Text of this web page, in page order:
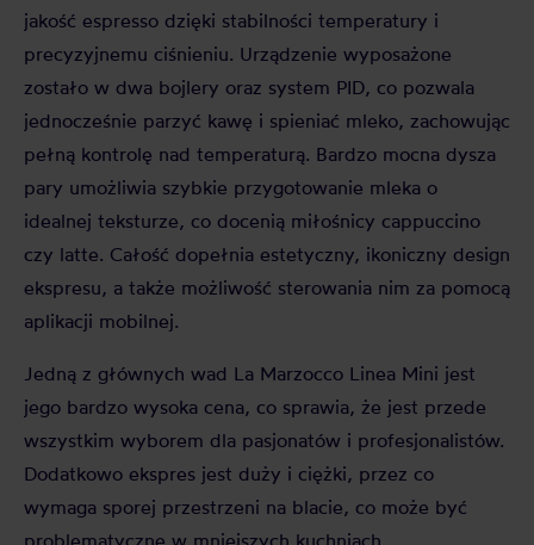
jakość espresso dzięki stabilności temperatury i
precyzyjnemu ciśnieniu. Urządzenie wyposażone
zostało w dwa bojlery oraz system PID, co pozwala
jednocześnie parzyć kawę i spieniać mleko, zachowując
pełną kontrolę nad temperaturą. Bardzo mocna dysza
pary umożliwia szybkie przygotowanie mleka o
idealnej teksturze, co docenią miłośnicy cappuccino
czy latte. Całość dopełnia estetyczny, ikoniczny design
ekspresu, a także możliwość sterowania nim za pomocą
aplikacji mobilnej.
Jedną z głównych wad La Marzocco Linea Mini jest
jego bardzo wysoka cena, co sprawia, że jest przede
wszystkim wyborem dla pasjonatów i profesjonalistów.
Dodatkowo ekspres jest duży i ciężki, przez co
wymaga sporej przestrzeni na blacie, co może być
problematyczne w mniejszych kuchniach.